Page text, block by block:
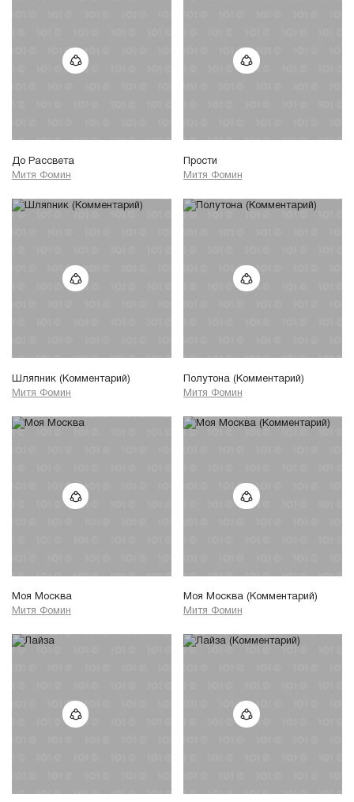
До Рассвета
Митя Фомин
Прости
Митя Фомин
Шляпник (Комментарий)
Митя Фомин
Полутона (Комментарий)
Митя Фомин
Моя Москва
Митя Фомин
Моя Москва (Комментарий)
Митя Фомин